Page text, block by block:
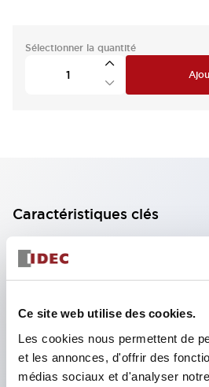
Ce site web utilise des cookies.
Les cookies nous permettent de
et les annonces, d'offrir des
médias sociaux et d'analyser
Sélectionner la quantité
Caractéristiques clés
Bloc de contact à 2 étages
permettant une
contact à 11 étages), 59,9
22 étages). Conception peu